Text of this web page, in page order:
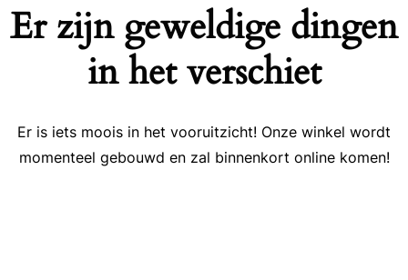
Er zijn geweldige dingen
in het verschiet
Er is iets moois in het vooruitzicht! Onze winkel wordt
momenteel gebouwd en zal binnenkort online komen!